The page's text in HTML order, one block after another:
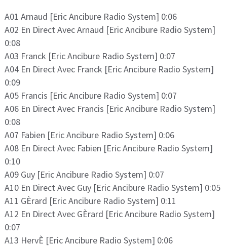
A01 Arnaud [Eric Ancibure Radio System] 0:06
A02 En Direct Avec Arnaud [Eric Ancibure Radio System]
0:08
A03 Franck [Eric Ancibure Radio System] 0:07
A04 En Direct Avec Franck [Eric Ancibure Radio System]
0:09
A05 Francis [Eric Ancibure Radio System] 0:07
A06 En Direct Avec Francis [Eric Ancibure Radio System]
0:08
A07 Fabien [Eric Ancibure Radio System] 0:06
A08 En Direct Avec Fabien [Eric Ancibure Radio System]
0:10
A09 Guy [Eric Ancibure Radio System] 0:07
A10 En Direct Avec Guy [Eric Ancibure Radio System] 0:05
A11 GÈrard [Eric Ancibure Radio System] 0:11
A12 En Direct Avec GÈrard [Eric Ancibure Radio System]
0:07
A13 HervÈ [Eric Ancibure Radio System] 0:06